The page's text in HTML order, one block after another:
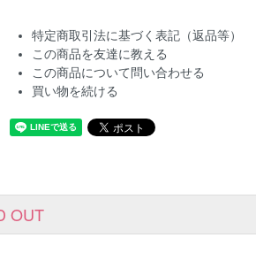
特定商取引法に基づく表記（返品等）
この商品を友達に教える
この商品について問い合わせる
買い物を続ける
OUT